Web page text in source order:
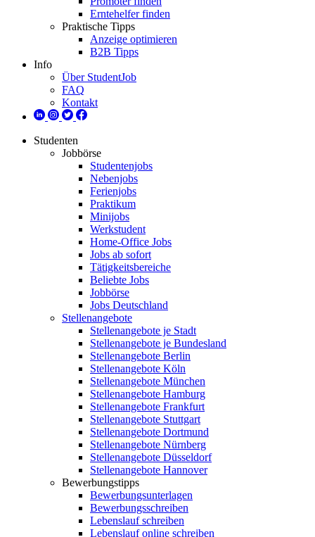
Erntehelfer finden
Praktische Tipps
Anzeige optimieren
B2B Tipps
Info
Über StudentJob
FAQ
Kontakt
Studenten
Jobbörse
Studentenjobs
Nebenjobs
Ferienjobs
Praktikum
Minijobs
Werkstudent
Home-Office Jobs
Jobs ab sofort
Tätigkeitsbereiche
Beliebte Jobs
Jobbörse
Jobs Deutschland
Stellenangebote
Stellenangebote je Stadt
Stellenangebote je Bundesland
Stellenangebote Berlin
Stellenangebote Köln
Stellenangebote München
Stellenangebote Hamburg
Stellenangebote Frankfurt
Stellenangebote Stuttgart
Stellenangebote Dortmund
Stellenangebote Nürnberg
Stellenangebote Düsseldorf
Stellenangebote Hannover
Bewerbungstipps
Bewerbungsunterlagen
Bewerbungsschreiben
Lebenslauf schreiben
Lebenslauf online schreiben